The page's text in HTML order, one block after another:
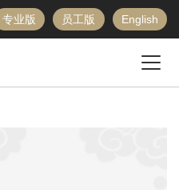
专业版 员工版 English